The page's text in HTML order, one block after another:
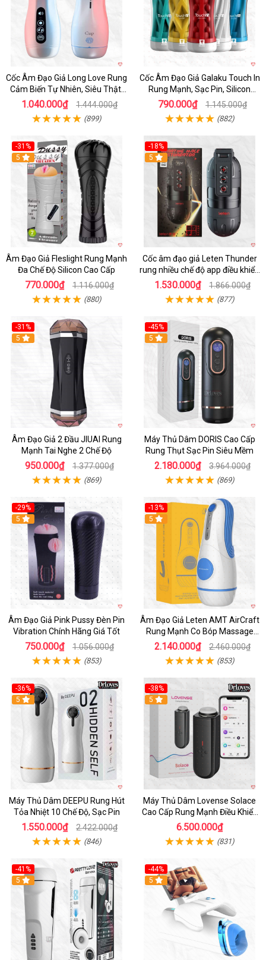
Cốc Âm Đạo Giả Long Love Rung
Cảm Biến Tự Nhiên, Siêu Thật,
Sướng
1.040.000₫ 1.444.000₫
(899)
Cốc Âm Đạo Giả Galaku Touch In
Rung Mạnh, Sạc Pin, Silicon
Mềm
790.000₫ 1.145.000₫
(882)
-31%
5
Âm Đạo Giả Fleslight Rung Mạnh
Đa Chế Độ Silicon Cao Cấp
770.000₫ 1.116.000₫
(880)
-18%
5
Cốc âm đạo giả Leten Thunder
rung nhiều chế độ app điều khiển
tiện lợi
1.530.000₫ 1.866.000₫
(877)
-31%
5
Âm Đạo Giả 2 Đầu JIUAI Rung
Mạnh Tai Nghe 2 Chế Độ
950.000₫ 1.377.000₫
(869)
-45%
Hot
5
Máy Thủ Dâm DORIS Cao Cấp
Rung Thụt Sạc Pin Siêu Mềm
2.180.000₫ 3.964.000₫
(869)
-29%
5
Âm Đạo Giả Pink Pussy Đèn Pin
Vibration Chính Hãng Giá Tốt
750.000₫ 1.056.000₫
(853)
-13%
5
Âm Đạo Giả Leten AMT AirCraft
Rung Mạnh Co Bóp Massage
Êm Ái
2.140.000₫ 2.460.000₫
(853)
-36%
Hot
5
Máy Thủ Dâm DEEPU Rung Hút
Tỏa Nhiệt 10 Chế Độ, Sạc Pin
1.550.000₫ 2.422.000₫
(846)
-38%
Hot
5
Máy Thủ Dâm Lovense Solace
Cao Cấp Rung Mạnh Điều Khiển
App
6.500.000₫
(831)
-41%
Hot
5
-44%
Hot
5